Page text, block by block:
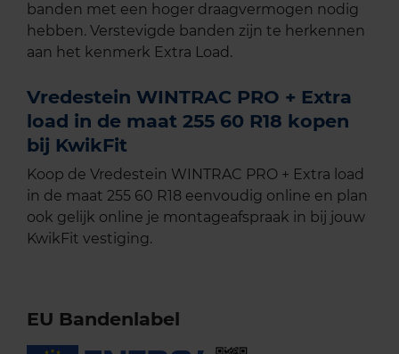
banden met een hoger draagvermogen nodig
hebben. Verstevigde banden zijn te herkennen
aan het kenmerk Extra Load.
Vredestein WINTRAC PRO + Extra
load in de maat 255 60 R18 kopen
bij KwikFit
Koop de Vredestein WINTRAC PRO + Extra load
in de maat 255 60 R18 eenvoudig online en plan
ook gelijk online je montageafspraak in bij jouw
KwikFit vestiging.
EU Bandenlabel